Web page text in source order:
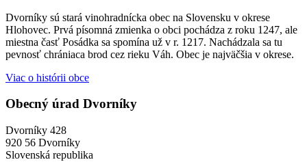
Dvorníky sú stará vinohradnícka obec na Slovensku v okrese
Hlohovec. Prvá písomná zmienka o obci pochádza z roku 1247, ale
miestna časť Posádka sa spomína už v r. 1217. Nachádzala sa tu
pevnosť chrániaca brod cez rieku Váh. Obec je najväčšia v okrese.
Viac o histórii obce
Obecný úrad Dvorníky
Dvorníky 428
920 56 Dvorníky
Slovenská republika